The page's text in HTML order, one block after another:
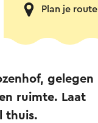
Plan je route
gelegen
ruimte. Laat
thuis.